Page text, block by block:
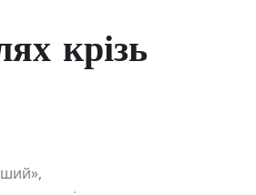
крізь